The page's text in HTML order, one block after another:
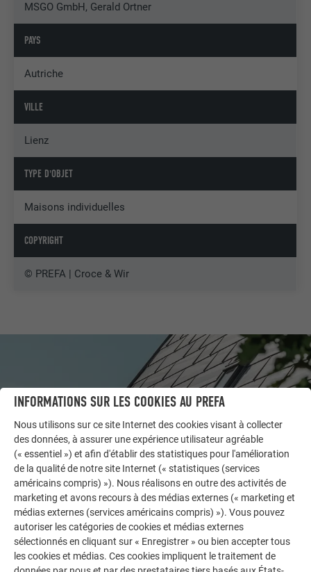
MSGO GmbH, Gerald Ortner
PAYS
Autriche
VILLE
Lienz
TYPE D'OBJET
Maisons individuelles
COPYRIGHT
© PREFA | Croce & Wir
LAISSEZ-VOUS INSPIRER
AUTRES BÂTIMENTS
La galerie de références PREFA démontre la
INFORMATIONS SUR LES COOKIES AU PREFA
Nous utilisons sur ce site Internet des cookies visant à collecter
des données, à assurer une expérience utilisateur agréable
(« essentiel ») et afin d'établir des statistiques pour l'amélioration
de la qualité de notre site Internet (« statistiques (services
américains compris) »). Nous réalisons en outre des activités de
marketing et avons recours à des médias externes (« marketing et
médias externes (services américains compris) »). Vous pouvez
autoriser les catégories de cookies et médias externes
sélectionnés en cliquant sur « Enregistrer » ou bien accepter tous
les cookies et médias. Ces cookies impliquent le traitement de